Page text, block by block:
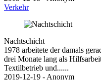
Verkehr
Nachtschicht
1978 arbeitete der damals
drei Monate lang als
Textilbetrieb und......
2019-12-19 - Anonym